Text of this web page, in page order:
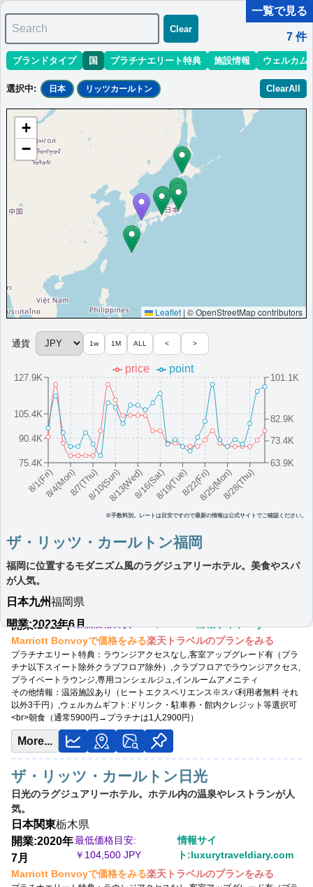
マリオット最新情報ホテル情報(アジア)ホテル特典攻略
1 - 7 件 / 全 7 件
並び替え 最低価格目安 エリア
ザ・リッツ・カールトン福岡
福岡に位置するモダニズム風のラグジュアリーホテル。美食やス
パが人気。
日本
福岡県
最低価格目安:￥
JPY
Marriott Bonvoyで価格をみる
プラチナエリート特典：
チナ以下スイート除外クラブフロア除外）,プライベートラウンジ,専用コンシ
ェルジュ,インルームアメニティ,リッツキッズ特典ビュッフェ無料
More...
ザ・リッツ・カールトン京都
京都にある静寂に包まれたラグジュアリーな隠れ家。他にはない
贅沢な滞在を提供。
日本近畿京都府
開業:2014最低価格目安:
￥95,000 JPY
情報サイト:gokujo-kozure-
tabi.com
Marriott Bonvoyで価格をみる楽天トラベルのプランをみる
プラチナエリート特典：
ラウンジアクセスなし,客室アップグレード有（プラ
チナ以下スイート除外クラブフロア除外）,プライベートラウンジ,専用コンシ
ェルジュ,インルームアメニティ
ザ・リッツ・カールトン沖縄
沖縄のラグジュアリーリゾート。チャンピオンシップゴルフコー
日本沖縄沖縄県
開業:2012年最低価格目安:￥
Marriott Bonvoyで価格をみる楽天トラベルのプランをみる
プラチナエリート特典： ラウンジアクセスなし,客室アップグレード有（プラ
チナ以下スイート除外クラブフロア除外）,クラブフロアでラウンジアクセス,
プライベートラウンジ,専用コンシェルジュ,インルームアメニティ
その他情報： 温浴施設あり（ヒートエクスペリエンス※スパ利用者無料 それ
以外3千円）,ウェルカムギフト:ドリンク・駐車券・館内クレジット等選択可
<br>朝食（通常5900円→プラチナは1人2900円​）
More...
ザ・リッツ・カールトン日光
日光のラグジュアリーホテル。ホテル内の温泉やレストランが人
気。
日本関東栃木県
開業:2020年
7月
最低価格目安:
￥ 104,500 JPY
情報サイ
ト:luxurytraveldiary.com
Marriott Bonvoyで価格をみる楽天トラベルのプランをみる
一覧で見る
Search
Clear
7 件
ブランドタイプ 国 プラチナエリート特典 施設情報 ウェルカム
選択中: 日本 リッツカールトン ClearAll
+
−
Leaflet | © OpenStreetMap contributors
8/1(Fri)8/4(Mon)8/7(Thu)8/10(Sun)8/13(Wed)8/16(Sat)8/19(Tue)8/22(Fri)8/25(Mon)8/28(Thu)
75.4K
90.4K
105.4K
127.9K
63.9K
73.4K
82.9K
101.1K
price point
※手数料別。レートは目安ですので最新の情報は公式サイトでご確認ください。
通貨 1w 1M ALL < >
ザ・リッツ・カールトン福岡
福岡に位置するモダニズム風のラグジュアリーホテル。美食やスパ
が人気。
日本九州福岡県
開業:2023年6月
最低価格目安:￥76,000 JPY
情報サイト:note.com
Marriott Bonvoyで価格をみる
楽天トラベルのプランをみる
プラチナエリート特典：ラウンジアクセスなし,客室アップグレード有（プラチ
ナ以下スイート除外クラブフロア除外）,プライベートラウンジ,専用コンシェル
ジュ,インルームアメニティ,リッツキッズ特典ビュッフェ無料